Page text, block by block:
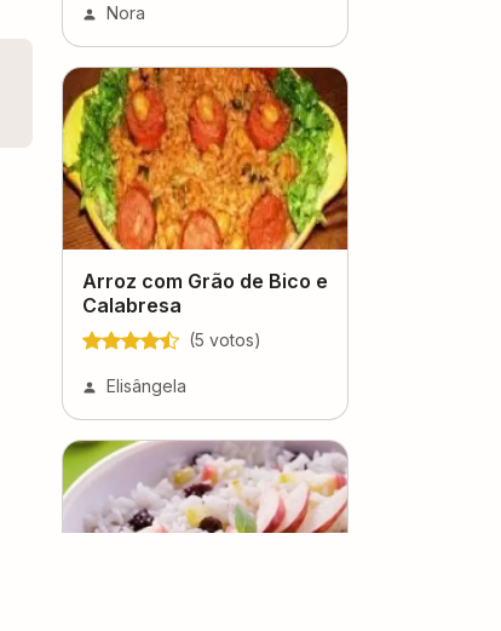
Nora
Arroz com Grão de Bico e
Calabresa
(5 votos)
Elisângela